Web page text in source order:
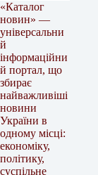
«Каталог
новин» —
універсальни
й
інформаційни
й портал, що
збирає
найважливіші
новини
України в
одному місці:
економіку,
політику,
суспільне